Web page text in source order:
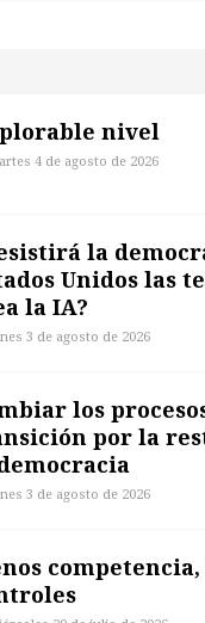
nivel
4 de agosto de 2026
la
Unidos las
la IA?
3 de agosto de 2026
los
por la
3 de agosto de 2026
competencia,